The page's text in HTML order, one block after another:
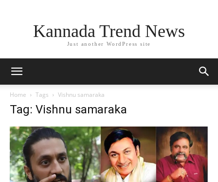
Kannada Trend News
Just another WordPress site
Home Tags Vishnu samaraka
Tag: Vishnu samaraka